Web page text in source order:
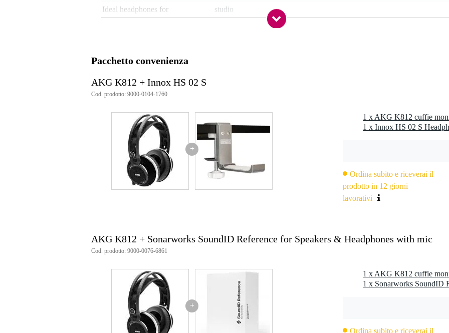
Ideal headphones for
studio
Bass boost regolabile
Cavo rimovibile
Lunghezza cavo
>/= 300 cm
alluminio / acciaio / argento, nero
Frequenza massima
> 50 kHz
Frequenza minima
5 - 9 Hz
Tipo di connettore audio
jack 3,5 mm TRS, jack 6,3 mm TRS
Headphone design
modern
Peso
1,2 kg
cuffie monitor
design aperto, over-ear
suono naturale e pulito
ampio range dinamico
Pacchetto convenienza
AKG K812 + Innox HS 02 S
Cod. prodotto: 9000-0104-1760
+
1 x AKG K812 cuffie
1 x Innox HS 02 S
Ordina subito e riceverai il
prodotto in 12 giorni
lavorativi
AKG K812 + Sonarworks SoundID Reference for Speakers & Headphones with mic
Cod. prodotto: 9000-0076-6861
+
1 x AKG K812 cuffie
Ordina subito e riceverai il